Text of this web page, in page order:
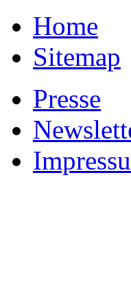
Home
Sitemap
Presse